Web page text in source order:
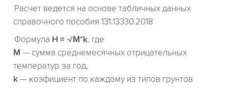
Расчет ведется на основе табличных данных
справочного пособия 131.13330.2018
Формула H = √M*k, где
М — сумма среднемесячных отрицательных
температур за год,
k — коэфициент по каждому из типов грунтов